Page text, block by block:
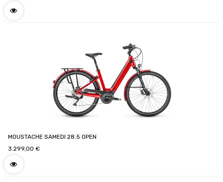
MOUSTACHE SAMEDI 28.5 OPEN
3.299,00 €